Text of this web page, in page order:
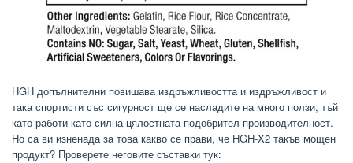
HGH допълнителни повишава издръжливостта и издръжливост и
така спортисти със сигурност ще се насладите на много ползи, тъй
като работи като силна цялостната подобрител производителност.
Но са ви изненада за това какво се прави, че HGH-X2 такъв мощен
продукт? Проверете неговите съставки тук: